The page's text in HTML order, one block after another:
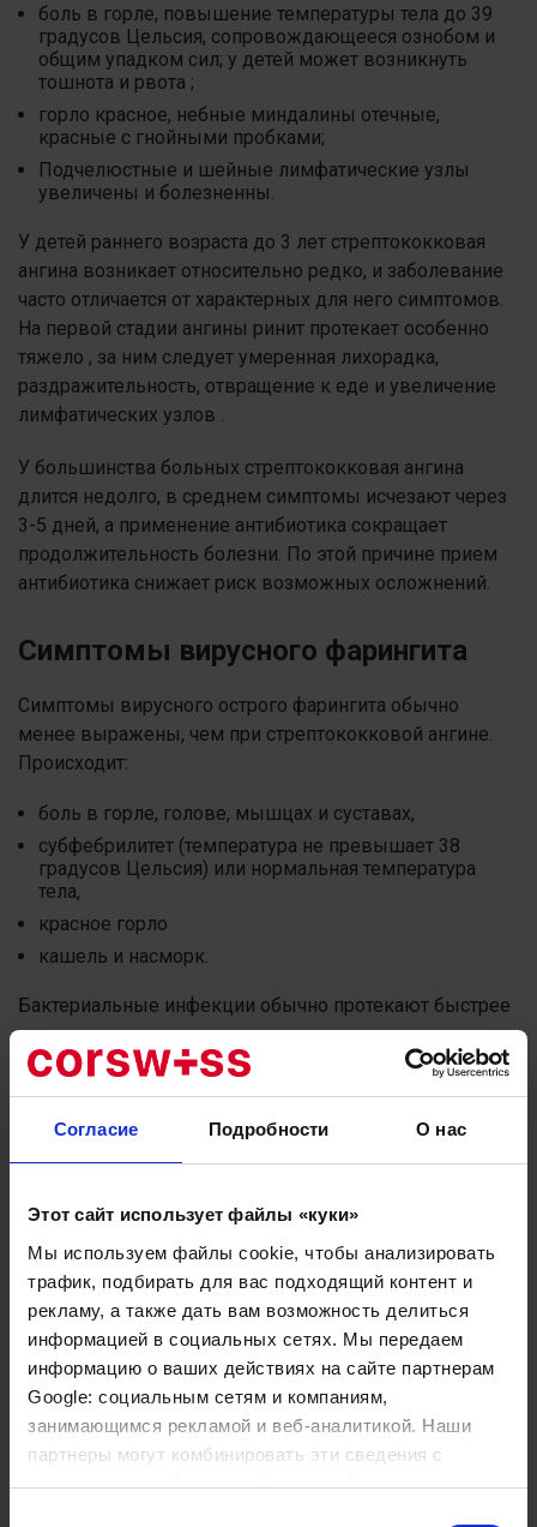
Согласие Подробности О нас
Этот сайт использует файлы «куки»
Мы используем файлы cookie, чтобы анализировать
трафик, подбирать для вас подходящий контент и
рекламу, а также дать вам возможность делиться
информацией в социальных сетях. Мы передаем
информацию о ваших действиях на сайте партнерам
Google: социальным сетям и компаниям,
занимающимся рекламой и веб-аналитикой. Наши
партнеры могут комбинировать эти сведения с
предоставленной вами информацией, а также
боль в горле, повышение температуры тела до 39
градусов Цельсия, сопровождающееся ознобом и
общим упадком сил; у детей может возникнуть
тошнота и рвота ;
горло красное, небные миндалины отечные,
красные с гнойными пробками;
Подчелюстные и шейные лимфатические узлы
увеличены и болезненны.
У детей раннего возраста до 3 лет стрептококковая
ангина возникает относительно редко, и заболевание
часто отличается от характерных для него симптомов.
На первой стадии ангины ринит протекает особенно
тяжело , за ним следует умеренная лихорадка,
раздражительность, отвращение к еде и увеличение
лимфатических узлов .
У большинства больных стрептококковая ангина
длится недолго, в среднем симптомы исчезают через
3-5 дней, а применение антибиотика сокращает
продолжительность болезни. По этой причине прием
антибиотика снижает риск возможных осложнений.
Симптомы вирусного фарингита
Симптомы вирусного острого фарингита обычно
менее выражены, чем при стрептококковой ангине.
Происходит:
боль в горле, голове, мышцах и суставах,
субфебрилитет (температура не превышает 38
градусов Цельсия) или нормальная температура
тела,
красное горло
кашель и насморк.
Бактериальные инфекции обычно протекают быстрее
и сильнее, а симптомы гораздо серьезнее, чем в
других случаях. Инкубационный период (т.е. время от
заражения до появления первых симптомов)
вирусной инфекции длится дольше, и больной может
Виды ангины
Катаральная ангина: миндалины повреждены
только поверхностно, наблюдается покраснение и
отечность, сопровождается субфебрильной
температурой. Одна из самых легких форм длится не
более трех дней,